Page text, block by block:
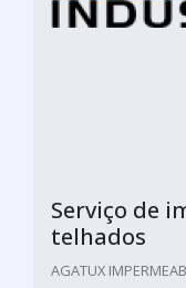
Serviço de
telhados
AGATUX